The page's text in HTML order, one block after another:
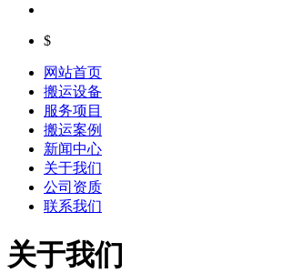
$
网站首页
搬运设备
服务项目
搬运案例
新闻中心
关于我们
公司资质
联系我们
关于我们